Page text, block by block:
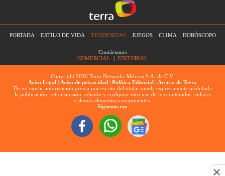
PORTADA ESTILO DE VIDA TENDENCIAS JUEGOS CLIMA HORÓSCOPO
Contáctanos
COMERCIAL
| EDITORIAL
Copyright 2026 Terra Networks México S.A. de C.V.
Aviso Legal | Aviso de privacidad | Política Editorial | Acerca de Terra
De no existir autorización previa por escrito del titular queda expresamente prohibida
la publicación, retransmisión, edición y cualquier otro uso de los contenidos, enlaces
y demás elementos componentes.
Síguenos en: